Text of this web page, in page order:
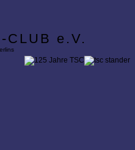
CLUB e.V.